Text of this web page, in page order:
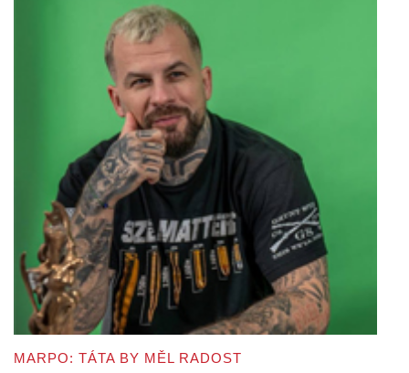
MARPO: TÁTA BY MĚL RADOST